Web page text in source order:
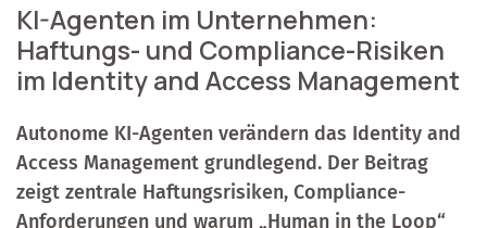
KI-Agenten im Unternehmen:
Haftungs- und Compliance-Risiken
im Identity and Access Management
Autonome KI-Agenten verändern das Identity and
Access Management grundlegend. Der Beitrag
zeigt zentrale Haftungsrisiken, Compliance-
Anforderungen und warum „Human in the Loop“